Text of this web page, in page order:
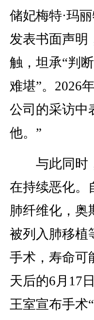
储妃梅特·玛
发表书面声明
触，坦承“判
难堪”。2026
公司的采访中
他。”
与此同时，
在持续恶化。
肺纤维化，奥
被列入肺移植
手术，寿命可
天后的6月17
王室宣布手术